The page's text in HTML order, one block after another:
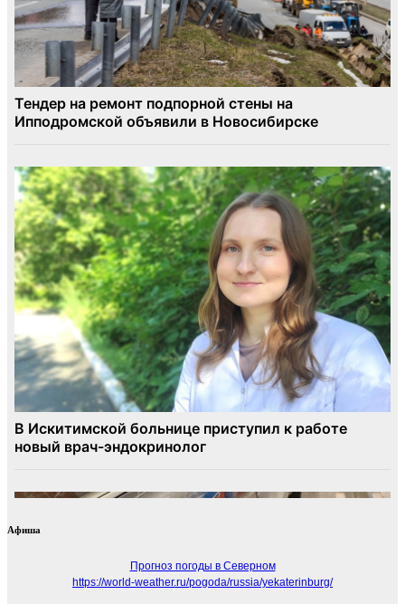
Афиша
Прогноз погоды в Северном
https://world-weather.ru/pogoda/russia/yekaterinburg/